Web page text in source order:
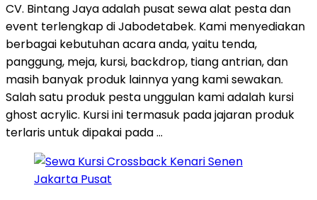
CV. Bintang Jaya adalah pusat sewa alat pesta dan
event terlengkap di Jabodetabek. Kami menyediakan
berbagai kebutuhan acara anda, yaitu tenda,
panggung, meja, kursi, backdrop, tiang antrian, dan
masih banyak produk lainnya yang kami sewakan.
Salah satu produk pesta unggulan kami adalah kursi
ghost acrylic. Kursi ini termasuk pada jajaran produk
terlaris untuk dipakai pada …